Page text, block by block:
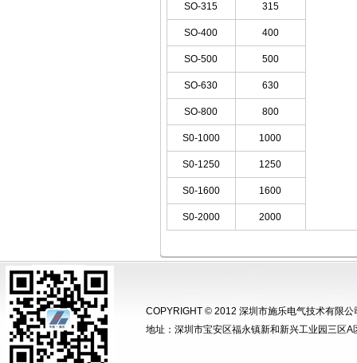
SO-315 315
SO-400 400
SO-500 500
SO-630 630
SO-800 800
S0-1000 1000
S0-1250 1250
S0-1600 1600
S0-2000 2000
COPYRIGHT © 2012 深圳市施乐电气技术有限
地址：深圳市宝安区福永镇新和新兴工业园三